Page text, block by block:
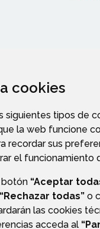
cookies
siguientes tipos de
la web funcione
recordar sus
el funcionamiento
botón “Aceptar
“Rechazar todas” o
las cookies
acceda al
DE DATOS